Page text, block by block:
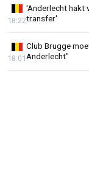
'Anderlecht hakt
transfer'
18:22
Club Brugge
Anderlecht"
18:01